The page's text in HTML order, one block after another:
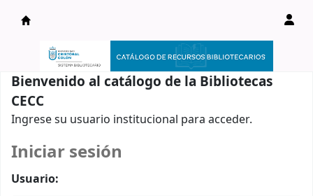
Catálogo en línea
Bienvenido al catálogo de la Bibliotecas
CECC
Ingrese su usuario institucional para acceder.
Iniciar sesión
Usuario: